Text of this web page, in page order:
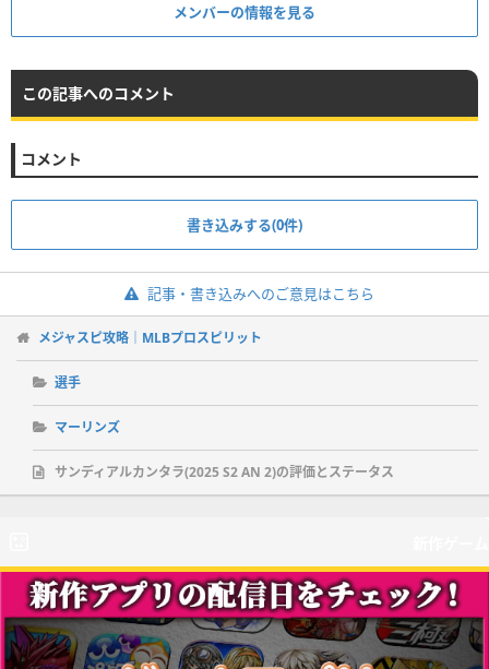
メンバーの情報を見る
この記事へのコメント
コメント
書き込みする(0件)
記事・書き込みへのご意見はこちら
メジャスピ攻略｜MLBプロスピリット
選手
マーリンズ
サンディアルカンタラ(2025 S2 AN 2)の評価とステータス